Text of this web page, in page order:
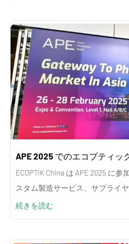
APE 2025 でのエコプティッ
ECOPTIK China は APE 2025 に
スタム製造サービス、サプライ
に紹介しました。
続きを読む